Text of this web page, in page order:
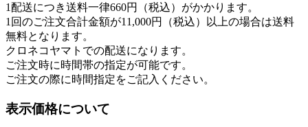
ジ
か
選
択
で
ま
1配送につき送料一律660円（税込）がかかります。
1回のご注文合計金額が11,000円（税込）以上の場合は送料
無料となります。
クロネコヤマトでの配送になります。
ご注文時に時間帯の指定が可能です。
ご注文の際に時間指定をご記入ください。
表示価格について